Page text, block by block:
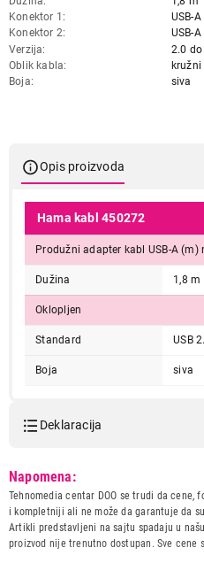
Konektor 1
USB-
Konektor 2
USB-
Verzija
2.0
Oblik kabla
kružni
Boja
siva
Opis proizvoda
Hama kabl 450272
Produžni adapter kabl USB-A (m)
Dužina 1,8 m
Oklopljen
Standard USB
Boja siva
Deklaracija
Naziv i vrsta robe:
KABL
Uvoznik:
Repro
Zemlja porekla:
Kina
Napomena:
Tehnomedia centar DOO se trudi da
i kompletniji ali ne može da garantuje da
Artikli predstavljeni na sajtu spadaju u
proizvod nije trenutno dostupan. Sve cene